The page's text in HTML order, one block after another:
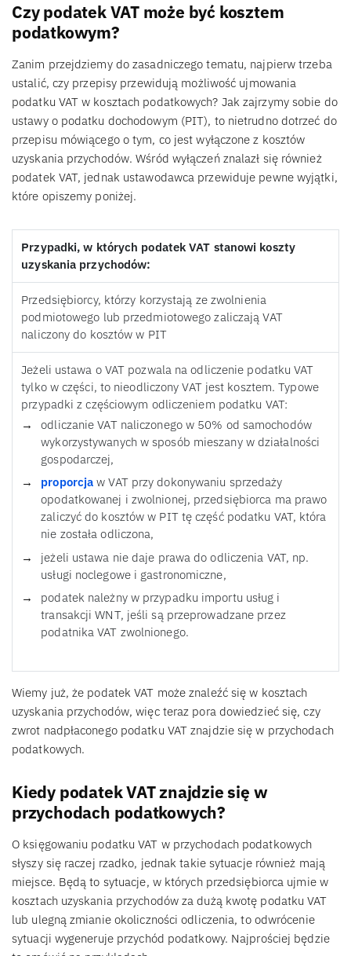
Czy podatek VAT może być kosztem
podatkowym?
Zanim przejdziemy do zasadniczego tematu, najpierw trzeba
ustalić, czy przepisy przewidują możliwość ujmowania
podatku VAT w kosztach podatkowych? Jak zajrzymy sobie do
ustawy o podatku dochodowym (PIT), to nietrudno dotrzeć do
przepisu mówiącego o tym, co jest wyłączone z kosztów
uzyskania przychodów. Wśród wyłączeń znalazł się również
podatek VAT, jednak ustawodawca przewiduje pewne wyjątki,
które opiszemy poniżej.
Przypadki, w których podatek VAT stanowi koszty
uzyskania przychodów:
Przedsiębiorcy, którzy korzystają ze zwolnienia
podmiotowego lub przedmiotowego zaliczają VAT
naliczony do kosztów w PIT
Jeżeli ustawa o VAT pozwala na odliczenie podatku VAT
tylko w części, to nieodliczony VAT jest kosztem. Typowe
przypadki z częściowym odliczeniem podatku VAT:
odliczanie VAT naliczonego w 50% od samochodów
wykorzystywanych w sposób mieszany w działalności
gospodarczej,
proporcja w VAT przy dokonywaniu sprzedaży
opodatkowanej i zwolnionej, przedsiębiorca ma prawo
zaliczyć do kosztów w PIT tę część podatku VAT, która
nie została odliczona,
jeżeli ustawa nie daje prawa do odliczenia VAT, np.
usługi noclegowe i gastronomiczne,
podatek należny w przypadku importu usług i
transakcji WNT, jeśli są przeprowadzane przez
podatnika VAT zwolnionego.
Wiemy już, że podatek VAT może znaleźć się w kosztach
uzyskania przychodów, więc teraz pora dowiedzieć się, czy
zwrot nadpłaconego podatku VAT znajdzie się w przychodach
podatkowych.
Kiedy podatek VAT znajdzie się w
przychodach podatkowych?
O księgowaniu podatku VAT w przychodach podatkowych
słyszy się raczej rzadko, jednak takie sytuacje również mają
miejsce. Będą to sytuacje, w których przedsiębiorca ujmie w
kosztach uzyskania przychodów za dużą kwotę podatku VAT
lub ulegną zmianie okoliczności odliczenia, to odwrócenie
sytuacji wygeneruje przychód podatkowy. Najprościej będzie